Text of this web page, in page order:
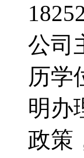
公司
历学
明办
政策